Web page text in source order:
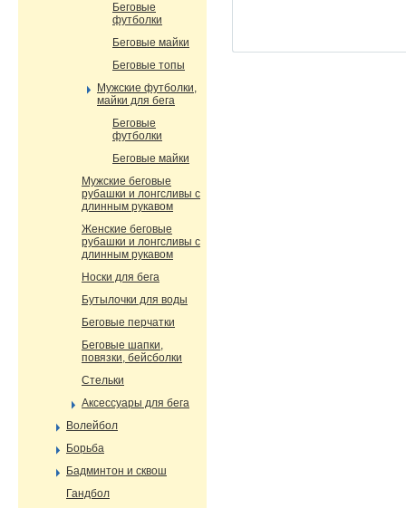
Беговые
футболки
Беговые майки
Беговые топы
Мужские футболки,
майки для бега
Беговые
футболки
Беговые майки
Мужские беговые
рубашки и лонгсливы с
длинным рукавом
Женские беговые
рубашки и лонгсливы с
длинным рукавом
Носки для бега
Бутылочки для воды
Беговые перчатки
Беговые шапки,
повязки, бейсболки
Стельки
Аксессуары для бега
Волейбол
Борьба
Бадминтон и сквош
Гандбол